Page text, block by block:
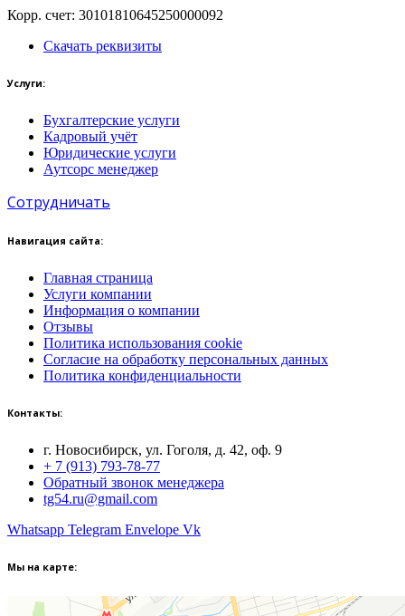
Корр. счет: 30101810645250000092
Скачать реквизиты
Услуги:
Бухгалтерские услуги
Кадровый учёт
Юридические услуги
Аутсорс менеджер
Сотрудничать
Навигация сайта:
Главная страница
Услуги компании
Информация о компании
Отзывы
Политика использования cookie
Согласие на обработку персональных данных
Политика конфиденциальности
Контакты:
г. Новосибирск, ул. Гоголя, д. 42, оф. 9
+ 7 (913) 793-78-77
Обратный звонок менеджера
tg54.ru@gmail.com
Whatsapp Telegram Envelope Vk
Мы на карте: